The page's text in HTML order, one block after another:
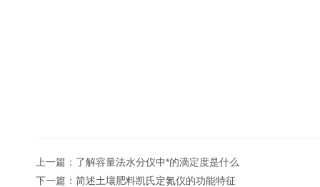
上一篇： 了解容量法水分仪中*的滴定度是什么
下一篇： 简述土壤肥料凯氏定氮仪的功能特征